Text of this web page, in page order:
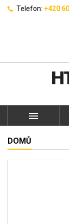
Telefon: +420

DOMŮ